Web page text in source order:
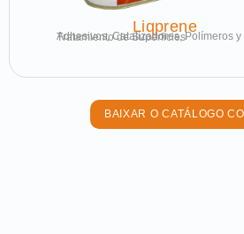
Liqprene
Adhesivos, Catalizadores, Polímeros y Tratamiento de Superficies
BAIXAR O CATÁLOGO